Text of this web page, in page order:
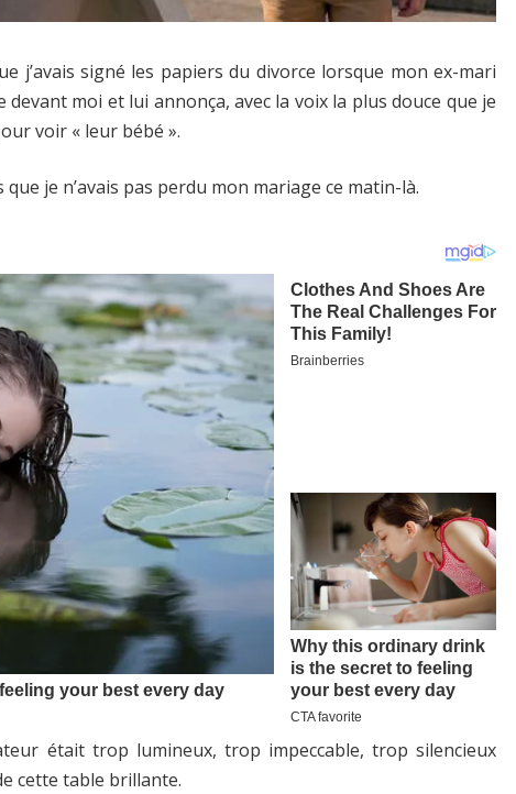
j’avais signé les papiers du divorce lorsque mon ex-mari
moi et lui annonça, avec la voix la plus douce que je
voir « leur bébé ».
que je n’avais pas perdu mon mariage ce matin-là.
était trop lumineux, trop impeccable, trop silencieux
cette table brillante.